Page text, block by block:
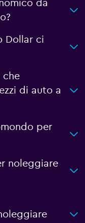
da
Dollar ci
che
di auto a
per
noleggiare